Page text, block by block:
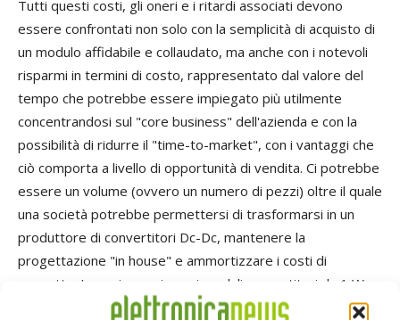
Tutti questi costi, gli oneri e i ritardi associati devono
essere confrontati non solo con la semplicità di acquisto di
un modulo affidabile e collaudato, ma anche con i notevoli
risparmi in termini di costo, rappresentato dal valore del
tempo che potrebbe essere impiegato più utilmente
concentrandosi sul "core business" dell'azienda e con la
possibilità di ridurre il "time-to-market", con i vantaggi che
ciò comporta a livello di opportunità di vendita. Ci potrebbe
essere un volume (ovvero un numero di pezzi) oltre il quale
una società potrebbe permettersi di trasformarsi in un
produttore di convertitori Dc-Dc, mantenere la
progettazione "in house" e ammortizzare i costi di
progetto. In ogni caso, i nuovi moduli convertitori da 1 W
introdotti sul mercato hanno contribuito a far spostare il